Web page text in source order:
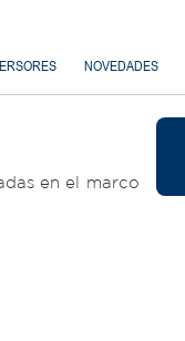
NOVEDADES
en el marco